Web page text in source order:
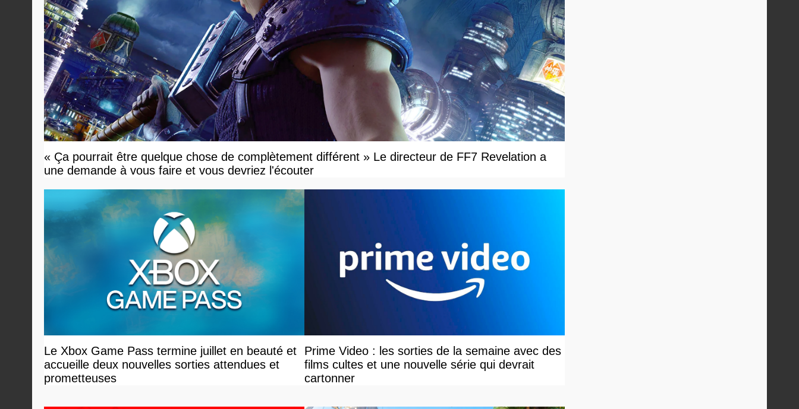
« Ça pourrait être quelque chose de complètement différent » Le directeur de FF7 Revelation a
une demande à vous faire et vous devriez l'écouter
Le Xbox Game Pass termine juillet en beauté et
accueille deux nouvelles sorties attendues et
prometteuses
Prime Video : les sorties de la semaine avec des
films cultes et une nouvelle série qui devrait
cartonner